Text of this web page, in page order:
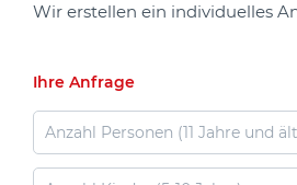
Wir erstellen ein individuelles
Ihre Anfrage